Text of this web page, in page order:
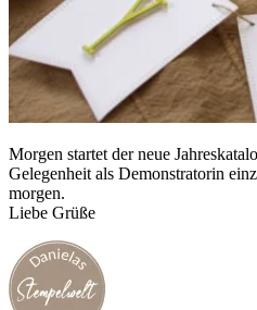
Morgen startet der neue
Gelegenheit als Demonstratorin
morgen.
Liebe Grüße